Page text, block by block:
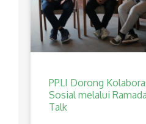
PPLI Dorong
Sosial melalui
Talk